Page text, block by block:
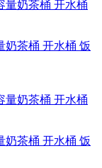
奶茶桶 开水桶 饭
奶茶桶 开水桶 饭